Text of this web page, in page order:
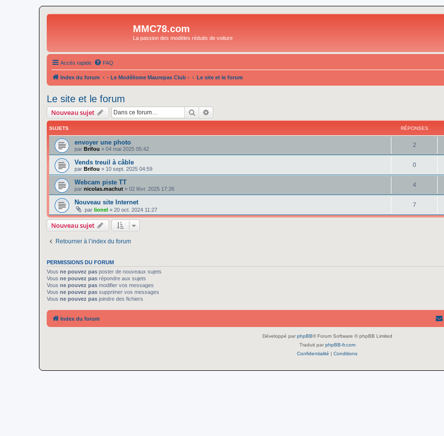
MMC78.com
La passion des modèles réduits de voiture
Accès rapide FAQ
Index du forum - Le Modélisme Maurepas Club - Le site et le forum
Le site et le forum
Nouveau sujet Rechercher
SUJETS RÉPONSES
envoyer une photo
par Brifou » 04 mai 2025 05:42
2
Vends treuil à câble
par Brifou » 10 sept. 2025 04:59
0
Webcam piste TT
par nicolas.machut » 02 févr. 2025 17:26
4
Nouveau site Internet
par lionel » 20 oct. 2024 11:27
7
Nouveau sujet
Retourner à l’index du forum
PERMISSIONS DU FORUM
Vous ne pouvez pas poster de nouveaux sujets
Vous ne pouvez pas répondre aux sujets
Vous ne pouvez pas modifier vos messages
Vous ne pouvez pas supprimer vos messages
Vous ne pouvez pas joindre des fichiers
Index du forum
Développé par phpBB® Forum Software © phpBB Limited
Traduit par phpBB-fr.com
Confidentialité | Conditions